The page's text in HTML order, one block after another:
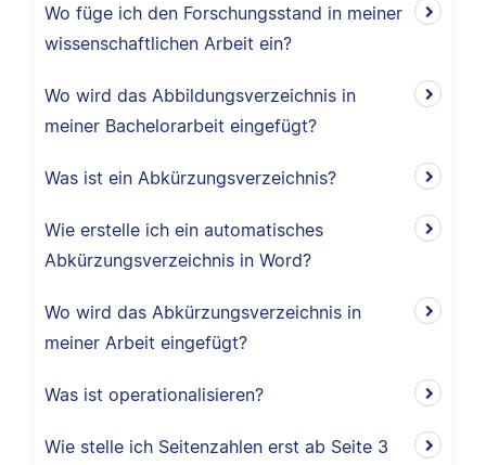
Wo füge ich den Forschungsstand in meiner
wissenschaftlichen Arbeit ein?
Wo wird das Abbildungsverzeichnis in
meiner Bachelorarbeit eingefügt?
Was ist ein Abkürzungsverzeichnis?
Wie erstelle ich ein automatisches
Abkürzungsverzeichnis in Word?
Wo wird das Abkürzungsverzeichnis in
meiner Arbeit eingefügt?
Was ist operationalisieren?
Wie stelle ich Seitenzahlen erst ab Seite 3